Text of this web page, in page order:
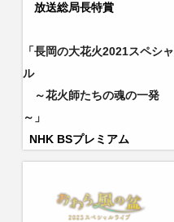
放送総局長特賞
「長岡の大花火2021スペシャ
ル
～花火師たちの魂の一発
～」
NHK BSプレミアム